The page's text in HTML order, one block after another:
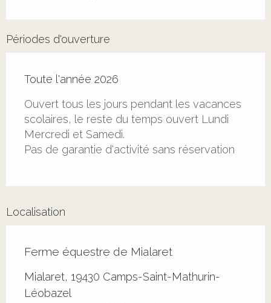
Périodes d'ouverture
Toute l'année 2026
Ouvert tous les jours pendant les vacances
scolaires, le reste du temps ouvert Lundi
Mercredi et Samedi.
Pas de garantie d'activité sans réservation
Localisation
Ferme équestre de Mialaret
Mialaret, 19430 Camps-Saint-Mathurin-
Léobazel